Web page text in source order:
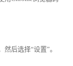
后选择“设置”。